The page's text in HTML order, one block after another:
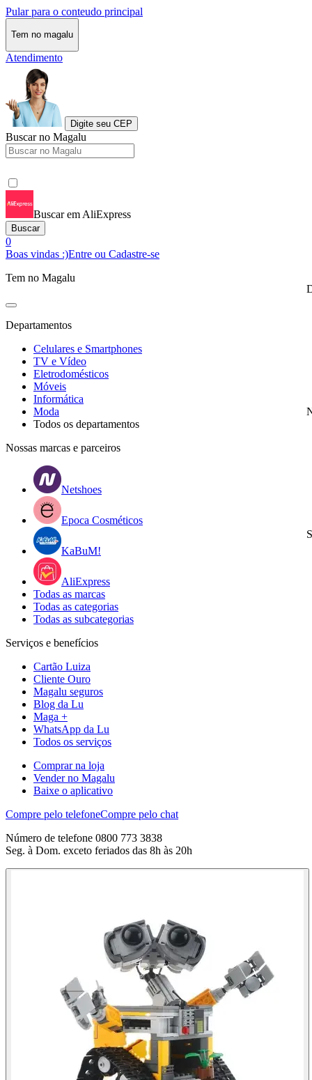
Pular para o conteudo principal
Tem no magalu
Atendimento
Digite seu CEP
Buscar no Magalu
Buscar em AliExpress
Buscar
0
Boas vindas :)Entre ou Cadastre-se
Tem no Magalu
Departamentos
Celulares e Smartphones
TV e Vídeo
Eletrodomésticos
Móveis
Informática
Moda
Todos os departamentos
Nossas marcas e parceiros
Netshoes
Epoca Cosméticos
KaBuM!
AliExpress
Todas as marcas
Todas as categorias
Todas as subcategorias
Serviços e benefícios
Cartão Luiza
Cliente Ouro
Magalu seguros
Blog da Lu
Maga +
WhatsApp da Lu
Todos os serviços
Comprar na loja
Vender no Magalu
Baixe o aplicativo
Compre pelo telefoneCompre pelo chat
Número de telefone 0800 773 3838
Seg. à Dom. exceto feriados das 8h às 20h